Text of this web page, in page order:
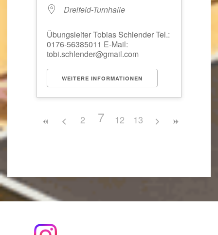
Dreifeld-Turnhalle
Übungsleiter Tobias Schlender Tel.:
0176-56385011 E-Mail:
tobi.schlender@gmail.com
WEITERE INFORMATIONEN
2 7 12 13